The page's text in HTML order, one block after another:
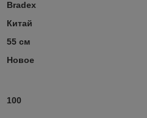
Bradex
Китай
55 см
Новое
100